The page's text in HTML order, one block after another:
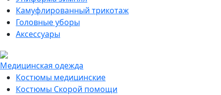
Камуфлированный трикотаж
Головные уборы
Аксессуары
Медицинская одежда
Костюмы медицинские
Костюмы Скорой помощи